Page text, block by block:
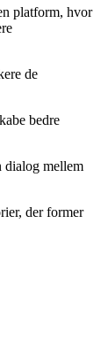
platform, hvor
de
bedre
dialog mellem
der former